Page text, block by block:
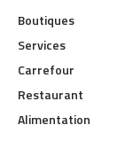
Boutiques
Services
Carrefour
Restaurant
Alimentation